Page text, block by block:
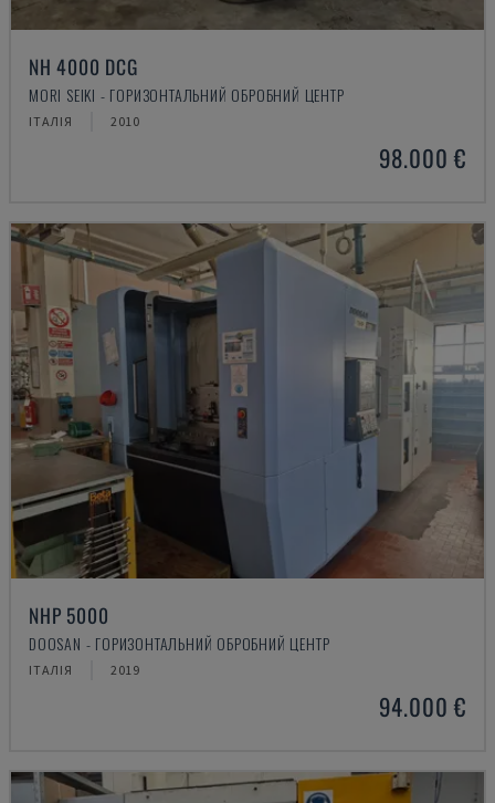
NH 4000 DCG
MORI SEIKI - ГОРИЗОНТАЛЬНИЙ ОБРОБНИЙ ЦЕНТР
ІТАЛІЯ 2010
98.000 €
NHP 5000
DOOSAN - ГОРИЗОНТАЛЬНИЙ ОБРОБНИЙ ЦЕНТР
ІТАЛІЯ 2019
94.000 €